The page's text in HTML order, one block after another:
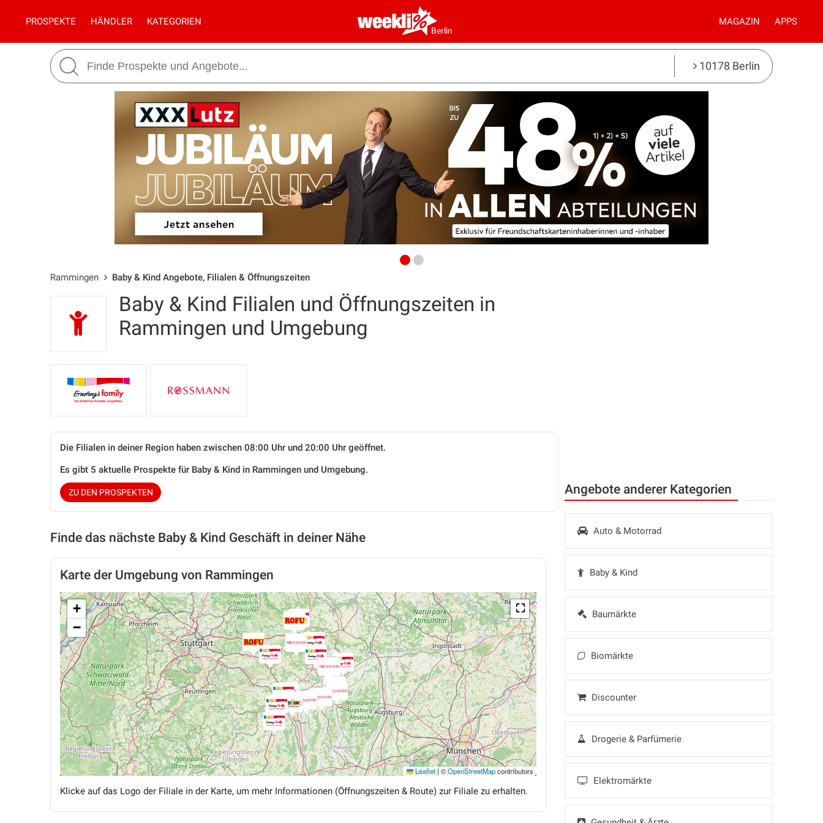
Berlin
PROSPEKTE HÄNDLER KATEGORIEN MAGAZIN APPS
10178 Berlin
Rammingen Baby & Kind Angebote, Filialen & Öffnungszeiten
Angebote anderer Kategorien
Auto & Motorrad
Baby & Kind
Baumärkte
Biomärkte
Discounter
Drogerie & Parfümerie
Elektromärkte
Baby & Kind Filialen und Öffnungszeiten in
Rammingen und Umgebung
Die Filialen in deiner Region haben zwischen 08:00 Uhr und 20:00 Uhr geöffnet.
Es gibt 5 aktuelle Prospekte für Baby & Kind in Rammingen und Umgebung.
ZU DEN PROSPEKTEN
Finde das nächste Baby & Kind Geschäft in deiner Nähe
Karte der Umgebung von Rammingen
⛶
+
−
Leaflet | ©OpenStreetMapcontributors
Klicke auf das Logo der Filiale in der Karte, um mehr Informationen (Öffnungszeiten & Route) zur Filiale zu erhalten.